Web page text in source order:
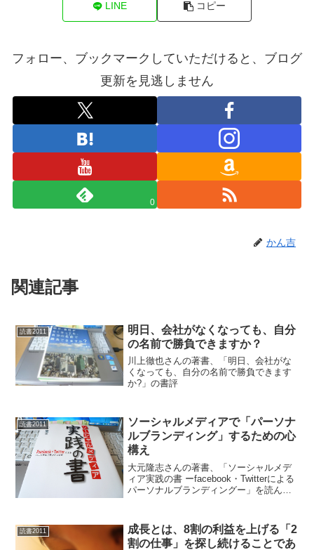
LINE コピー
フォロー、ブックマークしていただけると、ブログ
更新を見逃しません
0
かん吉
関連記事
読書2011
明日、会社がなくなっても、自分
の名前で勝負できますか？
川上徹也さんの著書、「明日、会社がな
くなっても、自分の名前で勝負できます
か?」の書評
読書2011
ソーシャルメディアで「パーソナ
ルブランディング」するための心
構え
大元隆志さんの著書、「ソーシャルメデ
ィア実践の書 ーfacebook・Twitterによる
パーソナルブランディングー」を読んだ
読書2011
成長とは、8割の利益を上げる「2
割の仕事」を探し続けることであ